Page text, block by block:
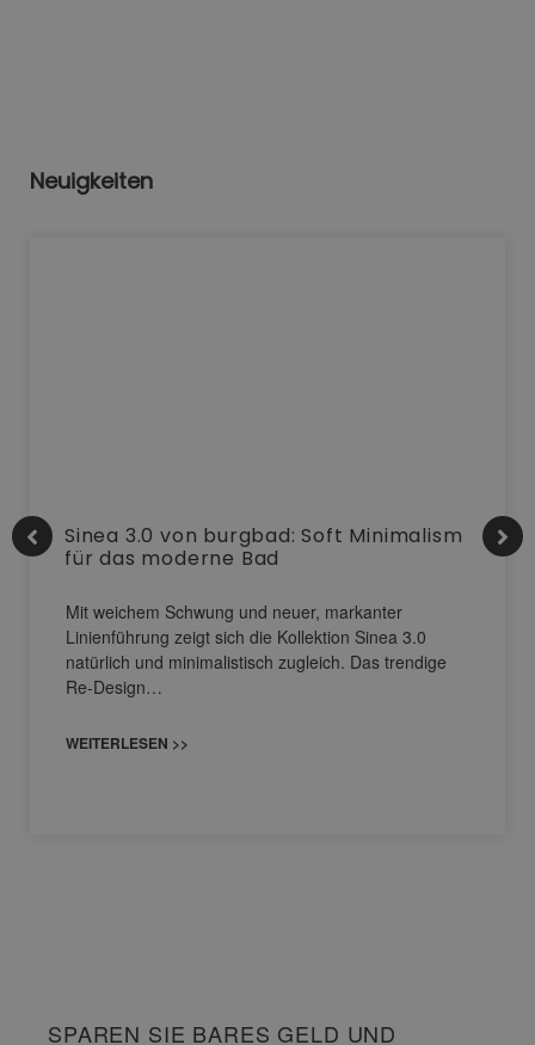
Neuigkeiten
Sinea 3.0 von burgbad: Soft Minimalism
für das moderne Bad
Mit weichem Schwung und neuer, markanter
Linienführung zeigt sich die Kollektion Sinea 3.0
natürlich und minimalistisch zugleich. Das trendige
Re-Design…
WEITERLESEN >>
SPAREN SIE BARES GELD UND